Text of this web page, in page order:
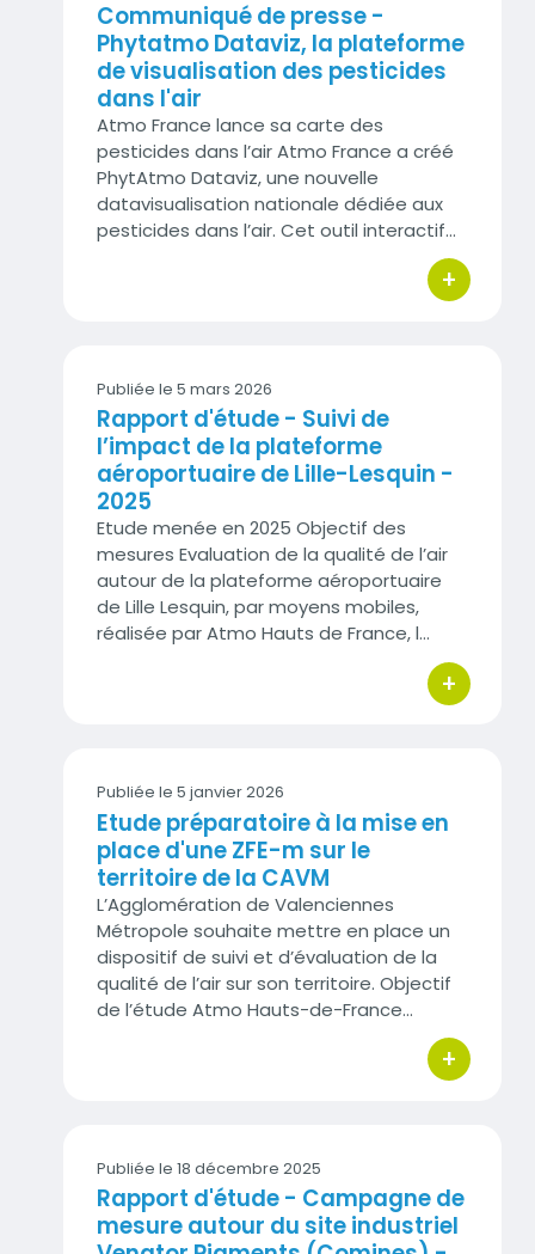
Communiqué de presse -
Phytatmo Dataviz, la plateforme
de visualisation des pesticides
dans l'air
Atmo France lance sa carte des
pesticides dans l’air Atmo France a créé
PhytAtmo Dataviz, une nouvelle
datavisualisation nationale dédiée aux
pesticides dans l’air. Cet outil interactif…
+
bouton
Publiée le 5 mars 2026
Rapport d'étude - Suivi de
l’impact de la plateforme
aéroportuaire de Lille-Lesquin -
2025
Etude menée en 2025 Objectif des
mesures Evaluation de la qualité de l’air
autour de la plateforme aéroportuaire
de Lille Lesquin, par moyens mobiles,
réalisée par Atmo Hauts de France, l…
+
bouton
Publiée le 5 janvier 2026
Etude préparatoire à la mise en
place d'une ZFE-m sur le
territoire de la CAVM
L’Agglomération de Valenciennes
Métropole souhaite mettre en place un
dispositif de suivi et d’évaluation de la
qualité de l’air sur son territoire. Objectif
de l’étude Atmo Hauts-de-France…
+
bouton
Publiée le 18 décembre 2025
Rapport d'étude - Campagne de
mesure autour du site industriel